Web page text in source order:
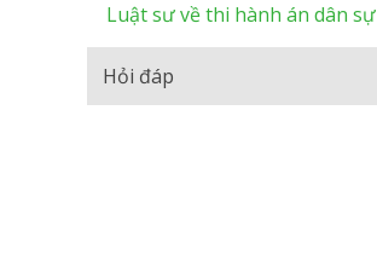
Luật sư về thi hành án dân sự
Hỏi đáp